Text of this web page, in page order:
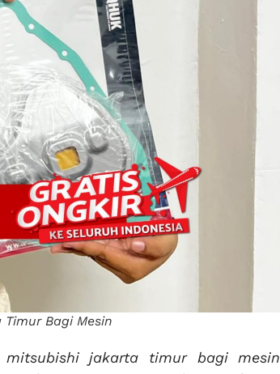
Bagi Mesin
jakarta timur bagi mesin